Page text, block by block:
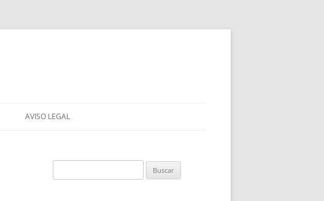
AVISO LEGAL